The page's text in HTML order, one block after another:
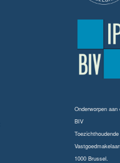
Onderworpen
BIV
1000 Brussel.